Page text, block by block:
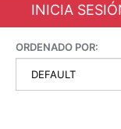
INICIA
ORDENADO POR: